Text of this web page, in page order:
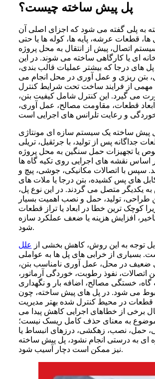
پل پیش ساخته چیست؟
به پلی گفته می شود که اجزای اصلی آن
ها، قطعات عرشه، پایه ها، کوله ها یا حتی
اتصال، پیش از انتقال به محل پروژه
ای یا کارگاهی ساخته می شوند. در این
های درجا که بیشتر عملیات قالب بندی،
بتن ریزی و عمل آوری در محل انجام می
از فرایند ساخت تحت شرایط کنترل
می گیرد. این کنترل شامل کیفیت بتن،
قطعات، مقاومت مصالح، عمل آوری،
پیش ساخته یک سیستم سازه ای مونتاژی
جداگانه پس از تولید، با جرثقیل، تریلی
یا تجهیزات حمل سنگین به محل پروژه
اساس نقشه های اجرایی روی تکیه گاه ها
سپس با اتصالات مکانیکی، جوشی، پیچ و
های پس کشیده، بتن درجا یا ملات های
یکدیگر متصل می گردند. در این نوع پل،
طراحی، تولید، حمل و نصب اهمیت بسیار
کوچک ترین خطا در ابعاد یا تراز قطعات
افزایش هزینه یا ضعف عملکرد سازه
شود.
توجه به این روش، کاهش بخشی از علل
بسیاری از خرابی های پل ها به عواملی
ضعیف در محل، عمل آوری نامناسب بتن،
اتصالات، نفوذ رطوبت، خوردگی آرماتور،
خستگی مصالح، اضافه بار و نگهداری
می شود. در پل های پیش ساخته، چون
در محیط کنترل شده بهتر مدیریت
برخی از خطاهای اجرایی کاهش پیدا می
موضوع به معنای حذف کامل ریسک نیست؛
حمل، نصب، زهکشی، درزهای انبساط یا
ای به درستی انجام نشود، پل پیش ساخته
نیز ممکن است دچار آسیب شود.